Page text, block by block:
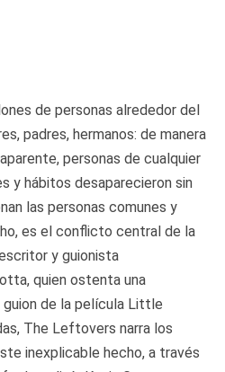
de personas alrededor del
padres, hermanos: de manera
personas de cualquier
y hábitos desaparecieron sin
las personas comunes y
es el conflicto central de la
y guionista
quien ostenta una
guion de la película Little
The Leftovers narra los
inexplicable hecho, a través